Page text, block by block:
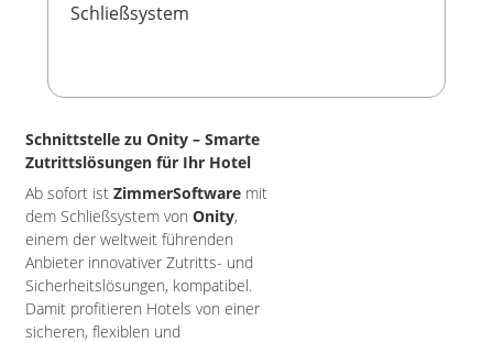
Schließsystem
Schnittstelle zu Onity – Smarte
Zutrittslösungen für Ihr Hotel
Ab sofort ist ZimmerSoftware mit
dem Schließsystem von Onity,
einem der weltweit führenden
Anbieter innovativer Zutritts- und
Sicherheitslösungen, kompatibel.
Damit profitieren Hotels von einer
sicheren, flexiblen und